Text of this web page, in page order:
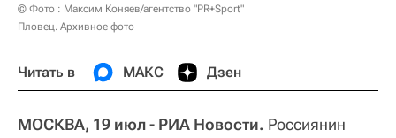
© Фото : Максим Коняев/агентство "PR+Sport"
Пловец. Архивное фото
Читать в МАКС Дзен
МОСКВА, 19 июл - РИА Новости. Россиянин